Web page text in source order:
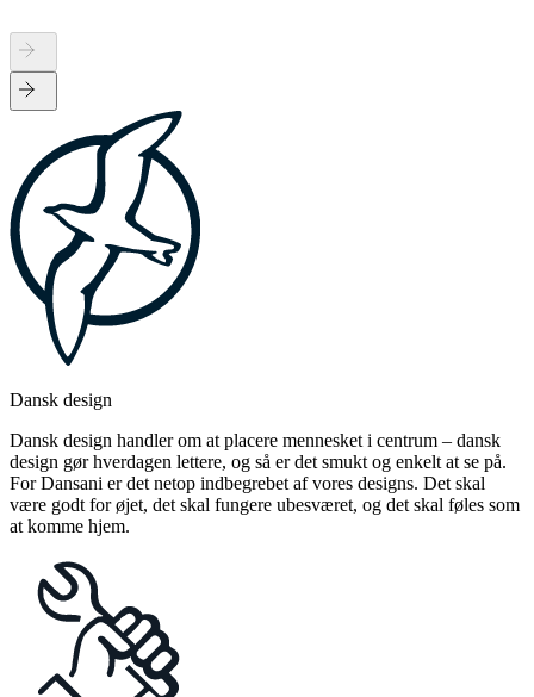
Dansk design
Dansk design handler om at placere mennesket i centrum – dansk
design gør hverdagen lettere, og så er det smukt og enkelt at se på.
For Dansani er det netop indbegrebet af vores designs. Det skal
være godt for øjet, det skal fungere ubesværet, og det skal føles som
at komme hjem.